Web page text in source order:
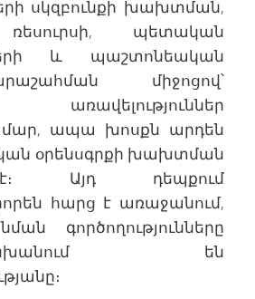
սկզբունքի խախտման,
պետական
և պաշտոնեական
միջոցով՝
առավելություններ
ապա խոսքն արդեն
օրենսգրքի խախտման
Այդ դեպքում
հարց է առաջանում,
գործողությունները
են